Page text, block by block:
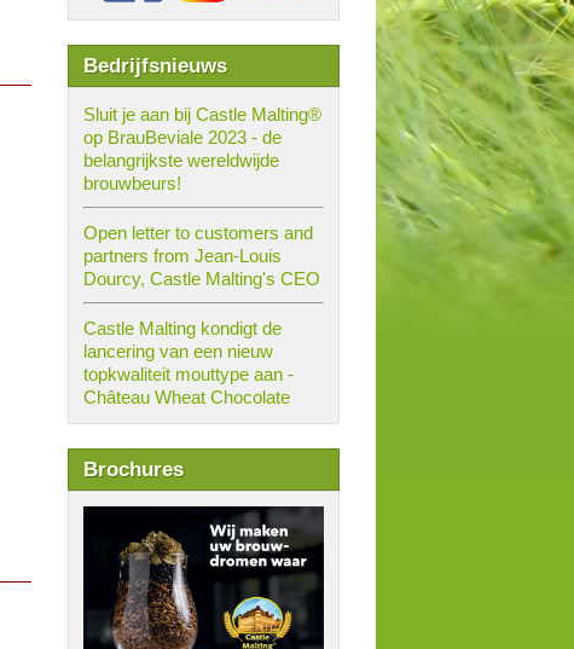
Bedrijfsnieuws
Sluit je aan bij Castle Malting®
op BrauBeviale 2023 - de
belangrijkste wereldwijde
brouwbeurs!
Open letter to customers and
partners from Jean-Louis
Dourcy, Castle Malting's CEO
Castle Malting kondigt de
lancering van een nieuw
topkwaliteit mouttype aan -
Château Wheat Chocolate
Brochures